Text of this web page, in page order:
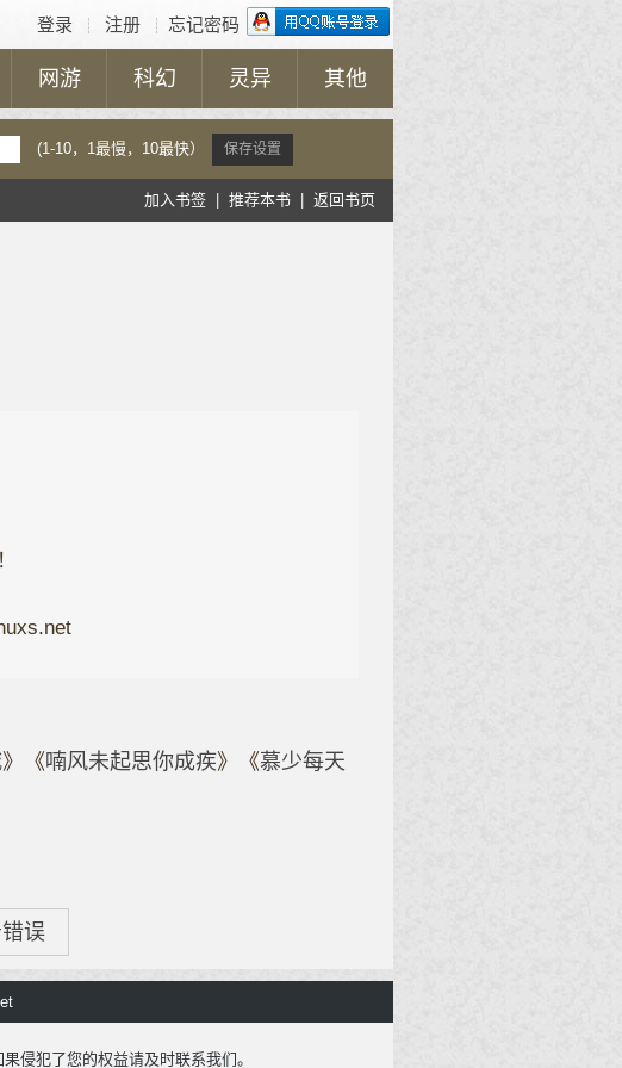
登录 ┊ 注册 ┊ 忘记密码
网游 科幻 灵异 其他
(1-10，1最慢，10最快）
加入书签 推荐本书 返回书页
》 《喃风未起思你成疾》 《慕少每天
误
侵犯了您的权益请及时联系我们。